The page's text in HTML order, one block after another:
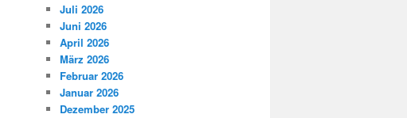
Juli 2026
Juni 2026
April 2026
März 2026
Februar 2026
Januar 2026
Dezember 2025